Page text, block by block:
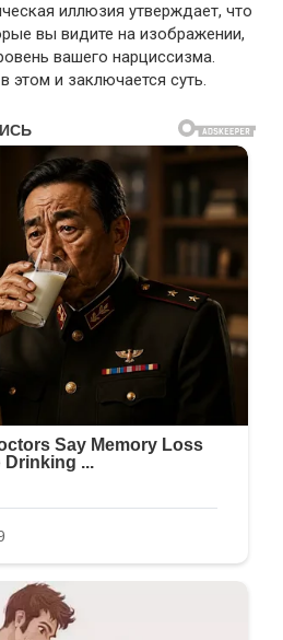
иллюзия утверждает, что
вы видите на изображении,
вашего нарциссизма.
этом и заключается суть.